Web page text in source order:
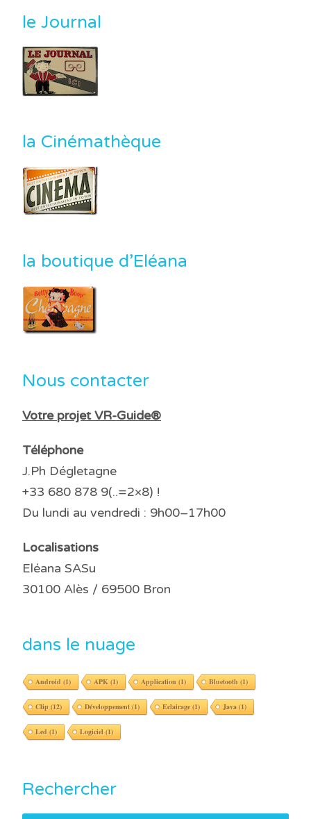
le Journal
la Cinémathèque
la boutique d’Eléana
Nous contacter
Votre projet VR-Guide®
Téléphone
J.Ph Dégletagne
+33 680 878 9(..=2×8) !
Du lundi au vendredi : 9h00–17h00
Localisations
Eléana SASu
30100 Alès / 69500 Bron
dans le nuage
Android (1) APK (1) Application (1) Bluetooth (1)
Clip (12) Développement(1) Eclairage(1) Java (1)
Led (1) Logiciel (1)
Rechercher